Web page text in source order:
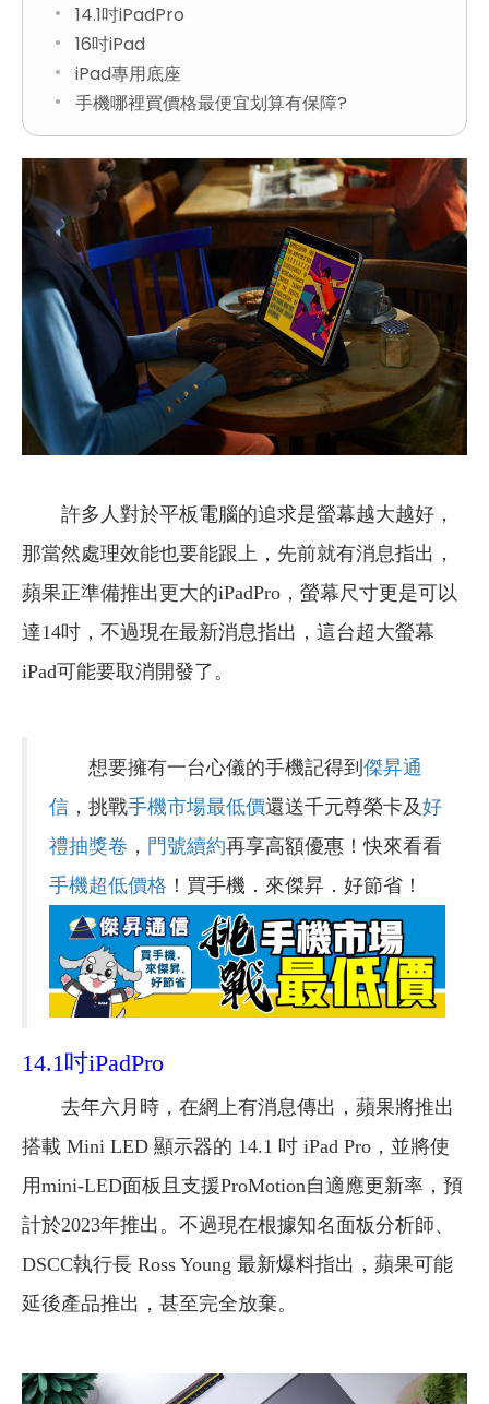
14.1吋iPadPro
16吋iPad
iPad專用底座
手機哪裡買價格最便宜划算有保障?
許多人對於平板電腦的追求是螢幕越大越好，
那當然處理效能也要能跟上，先前就有消息指出，
蘋果正準備推出更大的iPadPro，螢幕尺寸更是可以
達14吋，不過現在最新消息指出，這台超大螢幕
iPad可能要取消開發了。
想要擁有一台心儀的手機記得到 傑昇通
信 ，挑戰手機市場最低價還送千元尊榮卡及好
禮抽獎卷 ， 門號續約再享高額優惠！快來看看
手機超低價格 ！買手機．來傑昇．好節省！
14.1吋iPadPro
去年六月時，在網上有消息傳出，蘋果將推出
搭載 Mini LED 顯示器的 14.1 吋 iPad Pro，並將使
用mini-LED面板且支援ProMotion自適應更新率，預
計於2023年推出。不過現在根據知名面板分析師、
DSCC執行長 Ross Young 最新爆料指出，蘋果可能
延後產品推出，甚至完全放棄。